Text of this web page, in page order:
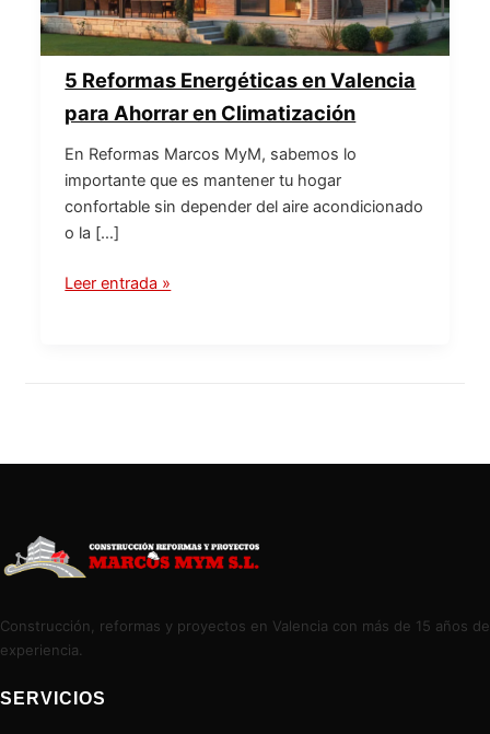
5 Reformas Energéticas en Valencia
para Ahorrar en Climatización
En Reformas Marcos MyM, sabemos lo
importante que es mantener tu hogar
confortable sin depender del aire acondicionado
o la […]
Leer entrada »
Construcción, reformas y proyectos en Valencia con más de 15 años de
experiencia.
SERVICIOS